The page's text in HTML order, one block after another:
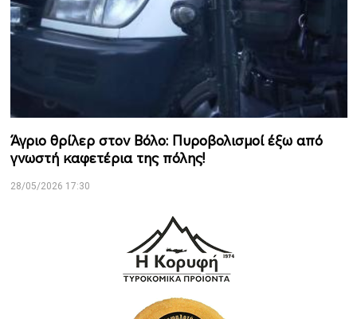
Άγριο θρίλερ στον Βόλο: Πυροβολισμοί έξω από
γνωστή καφετέρια της πόλης!
28/05/2026 17:30